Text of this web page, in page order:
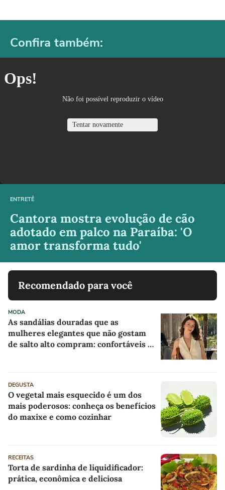
Confira também:
ENTRETÊ
Cantora mostra evolução de cão
adotado em palco na Paraíba: 'O
amor transforma tudo'
Recomendado para você
MODA
As sandálias douradas que as
mulheres elegantes que não gostam
de salto alto compram: confortáveis e
DEGUSTA
O vegetal mais esquecido é um dos
mais poderosos: conheça os benefícios
do maxixe e como cozinhar
RECEITAS
Torta de sardinha de liquidificador:
prática, econômica e deliciosa